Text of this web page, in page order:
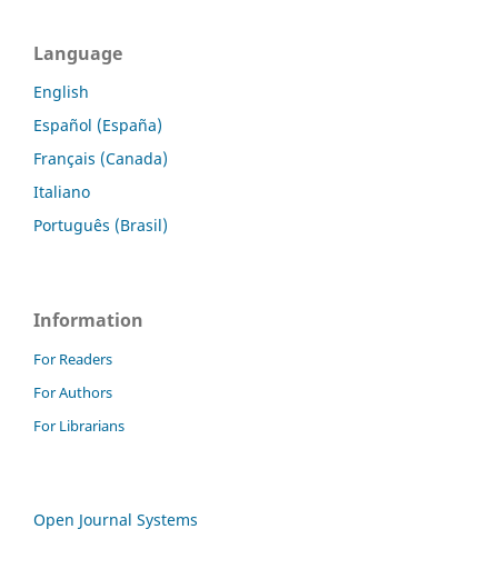
Language
English
Español (España)
Français (Canada)
Italiano
Português (Brasil)
Information
For Readers
For Authors
For Librarians
Open Journal Systems